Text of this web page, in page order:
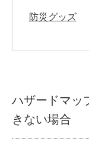
防災グッズ
ハザードマッ
きない場合